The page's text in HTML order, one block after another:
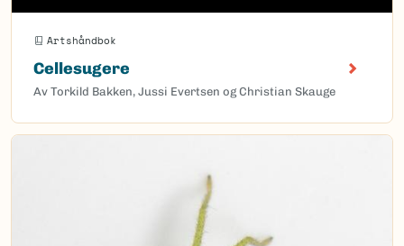
Artshåndbok
Cellesugere
Av Torkild Bakken, Jussi Evertsen og Christian Skauge